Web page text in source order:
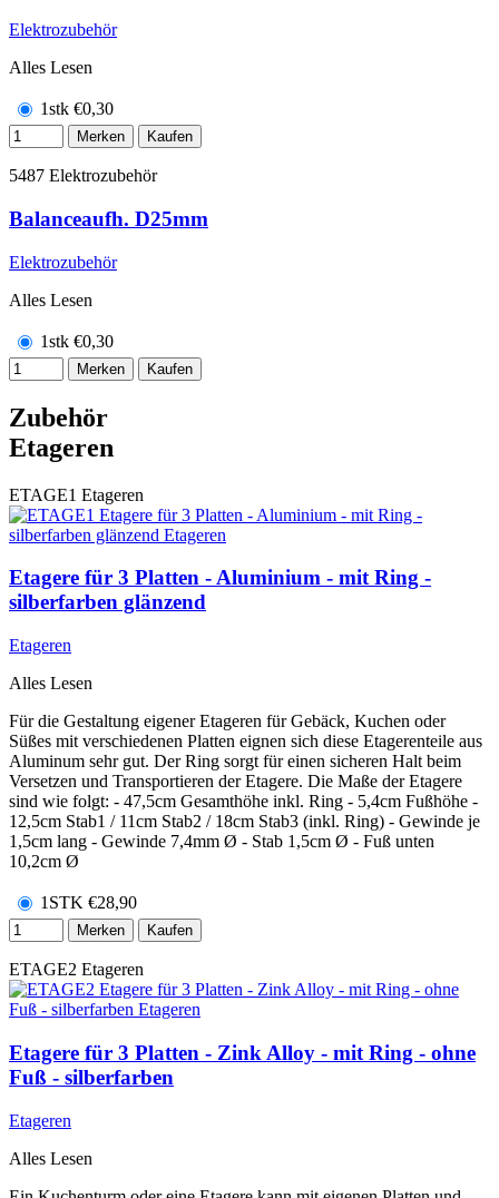
Elektrozubehör
Alles Lesen
1stk €0,30
Merken Kaufen
5487 Elektrozubehör
Balanceaufh. D25mm
Elektrozubehör
Alles Lesen
1stk €0,30
Merken Kaufen
Zubehör
Etageren
ETAGE1 Etageren
Etagere für 3 Platten - Aluminium - mit Ring -
silberfarben glänzend
Etageren
Alles Lesen
Für die Gestaltung eigener Etageren für Gebäck, Kuchen oder
Süßes mit verschiedenen Platten eignen sich diese Etagerenteile aus
Aluminum sehr gut. Der Ring sorgt für einen sicheren Halt beim
Versetzen und Transportieren der Etagere. Die Maße der Etagere
sind wie folgt: - 47,5cm Gesamthöhe inkl. Ring - 5,4cm Fußhöhe -
12,5cm Stab1 / 11cm Stab2 / 18cm Stab3 (inkl. Ring) - Gewinde je
1,5cm lang - Gewinde 7,4mm Ø - Stab 1,5cm Ø - Fuß unten
10,2cm Ø
1STK €28,90
Merken Kaufen
ETAGE2 Etageren
Etagere für 3 Platten - Zink Alloy - mit Ring - ohne
Fuß - silberfarben
Etageren
Alles Lesen